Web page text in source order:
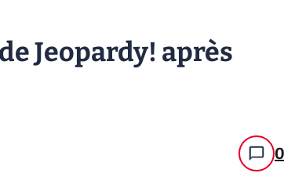
Jeopardy! après
0